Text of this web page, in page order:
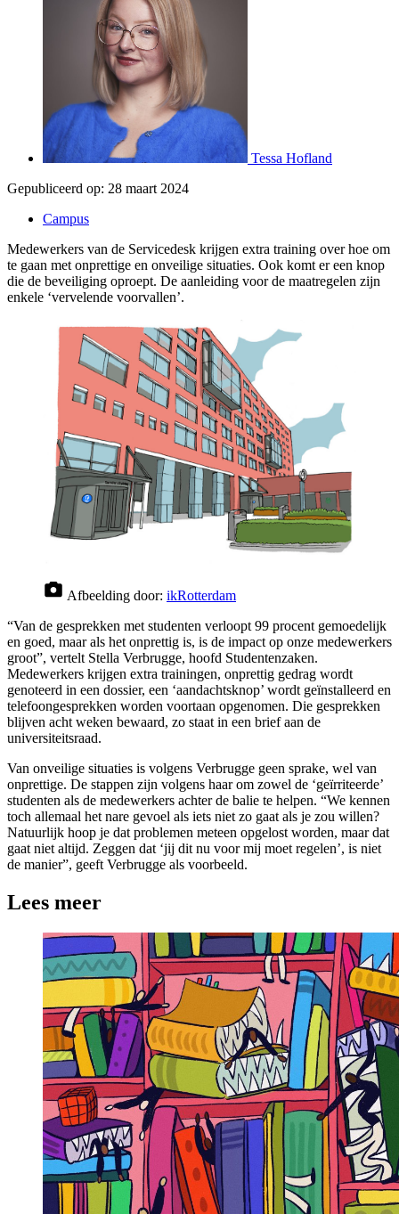
Tessa Hofland
Gepubliceerd op: 28 maart 2024
Campus
Medewerkers van de Servicedesk krijgen extra training over hoe om
te gaan met onprettige en onveilige situaties. Ook komt er een knop
die de beveiliging oproept. De aanleiding voor de maatregelen zijn
enkele ‘vervelende voorvallen’.
Afbeelding door: ikRotterdam
“Van de gesprekken met studenten verloopt 99 procent gemoedelijk
en goed, maar als het onprettig is, is de impact op onze medewerkers
groot”, vertelt Stella Verbrugge, hoofd Studentenzaken.
Medewerkers krijgen extra trainingen, onprettig gedrag wordt
genoteerd in een dossier, een ‘aandachtsknop’ wordt geïnstalleerd en
telefoongesprekken worden voortaan opgenomen. Die gesprekken
blijven acht weken bewaard, zo staat in een brief aan de
universiteitsraad.
Van onveilige situaties is volgens Verbrugge geen sprake, wel van
onprettige. De stappen zijn volgens haar om zowel de ‘geïrriteerde’
studenten als de medewerkers achter de balie te helpen. “We kennen
toch allemaal het nare gevoel als iets niet zo gaat als je zou willen?
Natuurlijk hoop je dat problemen meteen opgelost worden, maar dat
gaat niet altijd. Zeggen dat ‘jij dit nu voor mij moet regelen’, is niet
de manier”, geeft Verbrugge als voorbeeld.
Lees meer